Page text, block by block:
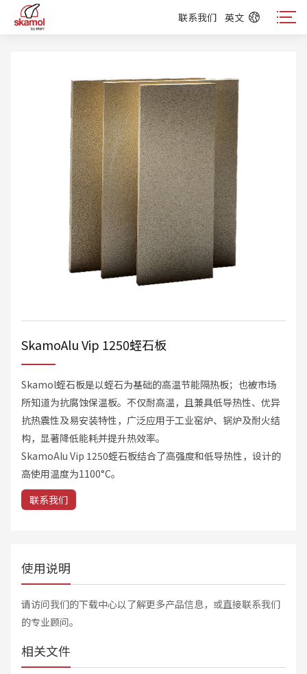
联系我们 英文
联系我们 英文
SkamoAlu Vip 1250蛭石板
Skamol蛭石板是以蛭石为基础的高温节能隔热板；也被市场
所知道为抗腐蚀保温板。不仅耐高温，且兼具低导热性、优异
抗热震性及易安装特性，广泛应用于工业窑炉、锅炉及耐火结
构，显著降低能耗并提升热效率。
SkamoAlu Vip 1250蛭石板结合了高强度和低导热性，设计的
高使用温度为1100°C。
联系我们
使用说明
请访问我们的下载中心以了解更多产品信息，或直接联系我们
的专业顾问。
相关文件